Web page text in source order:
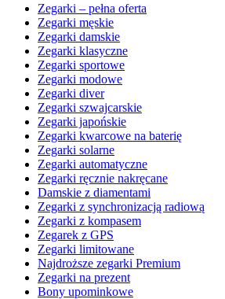
Zegarki – pełna oferta
Zegarki męskie
Zegarki damskie
Zegarki klasyczne
Zegarki sportowe
Zegarki modowe
Zegarki diver
Zegarki szwajcarskie
Zegarki japońskie
Zegarki kwarcowe na baterię
Zegarki solarne
Zegarki automatyczne
Zegarki ręcznie nakręcane
Damskie z diamentami
Zegarki z synchronizacją radiową
Zegarki z kompasem
Zegarek z GPS
Zegarki limitowane
Najdroższe zegarki Premium
Zegarki na prezent
Bony upominkowe